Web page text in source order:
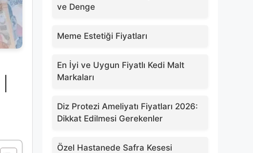
ve Denge
Meme Estetiği Fiyatları
En İyi ve Uygun Fiyatlı Kedi Malt
Markaları
Diz Protezi Ameliyatı Fiyatları 2026:
Dikkat Edilmesi Gerekenler
Özel Hastanede Safra Kesesi